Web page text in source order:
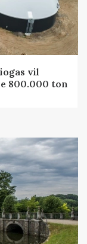
vil
800.000 ton